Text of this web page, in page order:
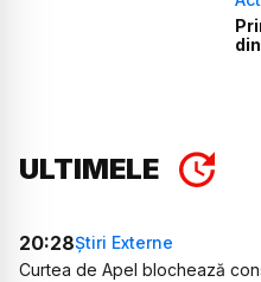
ULTIMELE
20:28Știri Externe
Curtea de Apel blochează